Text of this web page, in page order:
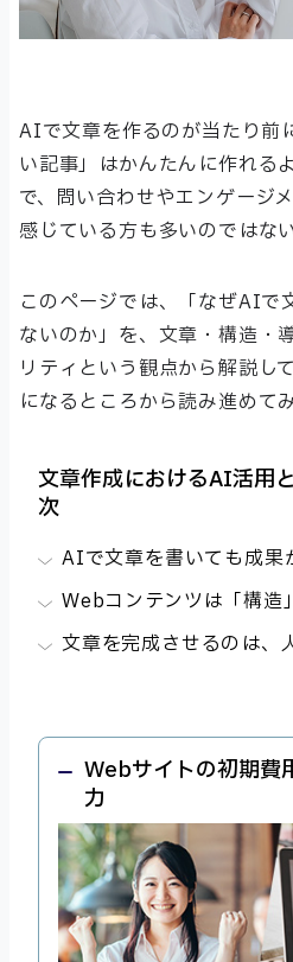
AIで文章を作るのが当たり前
い記事」はかんたんに作れる
で、問い合わせやエンゲージ
感じている方も多いのではな
このページでは、「なぜAIで
ないのか」を、文章・構造・
リティという観点から解説し
になるところから読み進めて
文章作成におけるAI活用
次
AIで文章を書いても成果
Webコンテンツは「構造
文章を完成させるのは、
Webサイトの初期費
力